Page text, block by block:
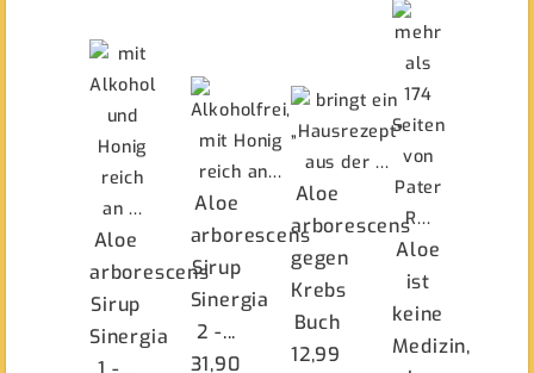
Aloe
arborescens
Sirup
Sinergia
Aloe
arborescens
Sirup
Sinergia
2 -...
31,90
Aloe
arborescens
gegen
Krebs
Buch
12,99
Aloe
ist
keine
Medizin,